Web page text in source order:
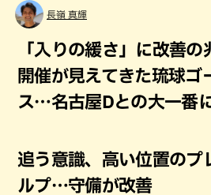
長嶺 真輝
「入りの緩さ」に改善の
開催が見えてきた琉球ゴ
ス…名古屋Dとの大一番
追う意識、高い位置のプ
ルプ…守備が改善